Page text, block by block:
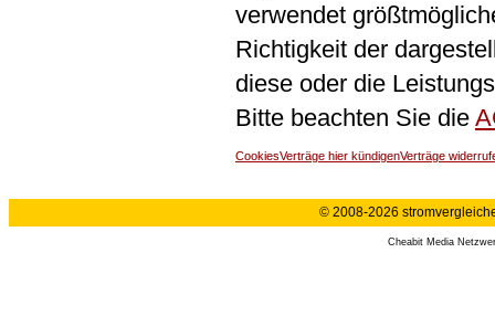
verwendet
Richtigkeit der
diese oder die
Bitte beachten Sie die
CookiesVerträge hier kündigenVerträge
© 2008-2026
Cheabit Media